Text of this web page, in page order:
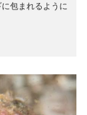
包まれるように